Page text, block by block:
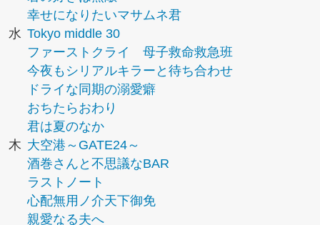
幸せになりたいマサムネ君
水 Tokyo middle 30
ファーストクライ 母子救命救急班
今夜もシリアルキラーと待ち合わせ
ドライな同期の溺愛癖
おちたらおわり
君は夏のなか
木 大空港～GATE24～
酒巻さんと不思議なBAR
ラストノート
心配無用ノ介天下御免
親愛なる夫へ